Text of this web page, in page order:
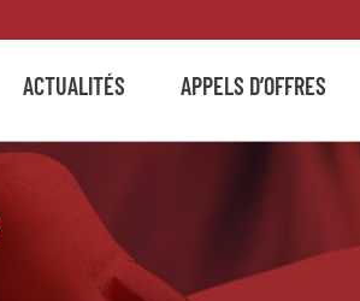
ACTUALITÉS APPELS D’OFFRES